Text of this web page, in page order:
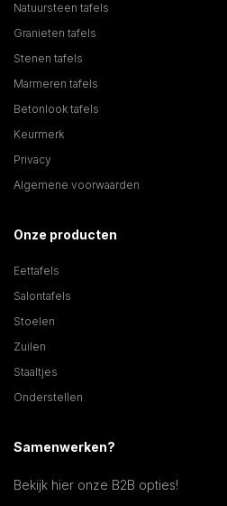
Natuursteen tafels
Granieten tafels
Stenen tafels
Marmeren tafels
Betonlook tafels
Keurmerk
Privacy
Algemene voorwaarden
Onze producten
Eettafels
Salontafels
Stoelen
Zuilen
Staaltjes
Onderstellen
Samenwerken?
Bekijk hier onze B2B opties!